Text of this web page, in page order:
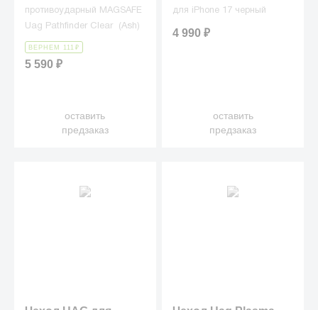
противоударный MAGSAFE
Uag Pathfinder Clear (Ash)
ВЕРНЕМ 111 ₽
5 590₽
оставить
предзаказ
для iPhone 17 черный
4 990₽
оставить
предзаказ